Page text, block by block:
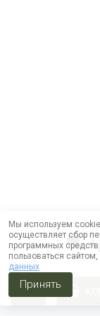
Мы используем
осуществляет сбор
программных
пользоваться
данных
Принять